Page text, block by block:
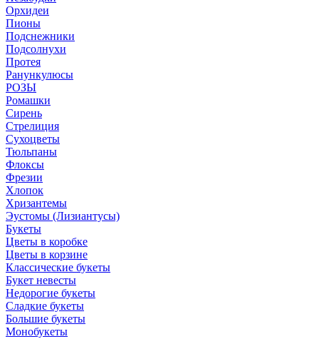
Орхидеи
Пионы
Подснежники
Подсолнухи
Протея
Ранункулюсы
РОЗЫ
Ромашки
Сирень
Стрелиция
Сухоцветы
Тюльпаны
Флоксы
Фрезии
Хлопок
Хризантемы
Эустомы (Лизиантусы)
Букеты
Цветы в коробке
Цветы в корзине
Классические букеты
Букет невесты
Недорогие букеты
Сладкие букеты
Большие букеты
Монобукеты